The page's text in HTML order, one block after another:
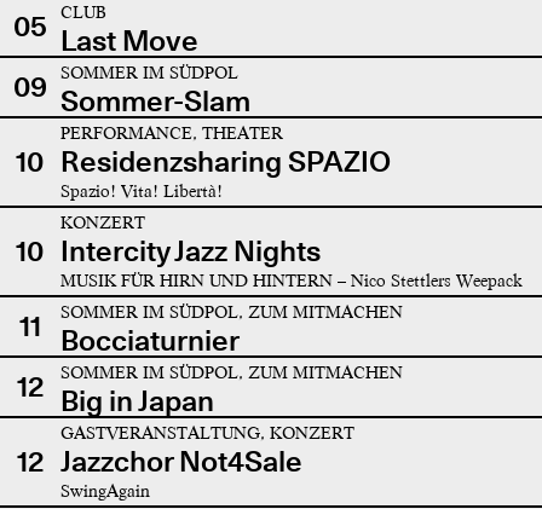
05 CLUB
Last Move
09
SOMMER IM SÜDPOL
Sommer-Slam
10
PERFORMANCE, THEATER
Residenzsharing SPAZIO
Spazio! Vita! Libertà!
10
KONZERT
Intercity Jazz Nights
MUSIK FÜR HIRN UND HINTERN – Nico Stettlers Weepack
11 SOMMER IM SÜDPOL, ZUM MITMACHEN
Bocciaturnier
12
SOMMER IM SÜDPOL, ZUM MITMACHEN
Big in Japan
12
GASTVERANSTALTUNG, KONZERT
Jazzchor Not4Sale
SwingAgain